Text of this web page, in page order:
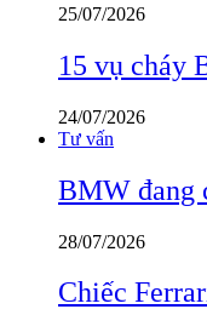
25/07/2026
15 vụ cháy
24/07/2026
Tư vấn
BMW đang
28/07/2026
Chiếc